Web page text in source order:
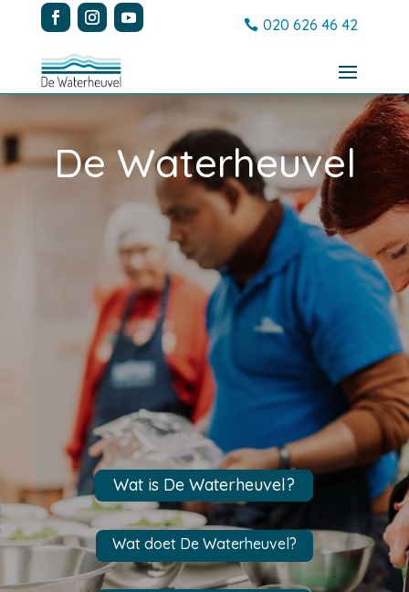
020 626 46 42
De Waterheuvel
Wat is De Waterheuvel?
Wat doet De Waterheuvel?